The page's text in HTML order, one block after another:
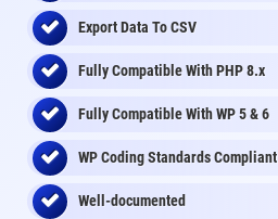
Export Data To CSV
Fully Compatible With PHP 8.x
Fully Compatible With WP 5 & 6
WP Coding Standards Compliant
Well-documented